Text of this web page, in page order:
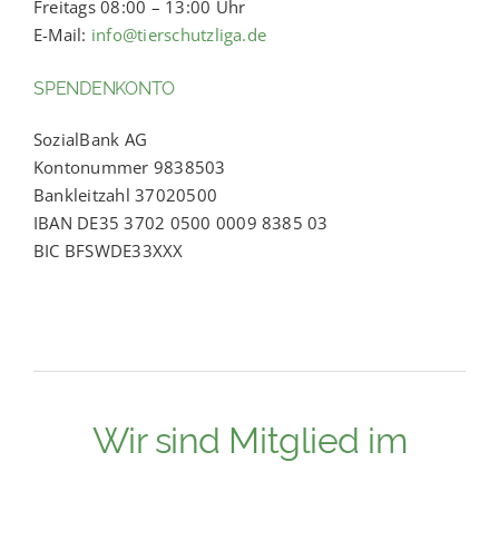
Freitags 08:00 – 13:00 Uhr
E-Mail: info@tierschutzliga.de
SPENDENKONTO
SozialBank AG
Kontonummer 9838503
Bankleitzahl 37020500
IBAN DE35 3702 0500 0009 8385 03
BIC BFSWDE33XXX
Wir sind Mitglied im